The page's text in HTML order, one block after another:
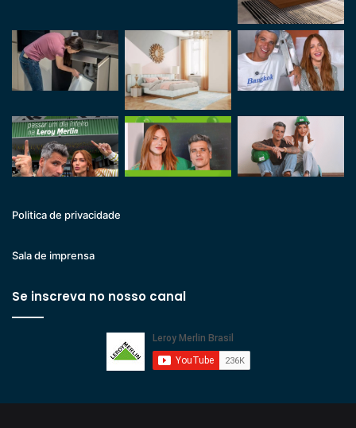
Politica de privacidade
Sala de imprensa
Se inscreva no nosso canal